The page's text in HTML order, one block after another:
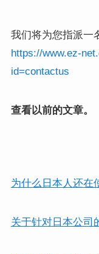
我们将为您指派一
https://www.ez-
id=contactus
查看以前的文章。
为什么日本人还在
关于针对日本公司